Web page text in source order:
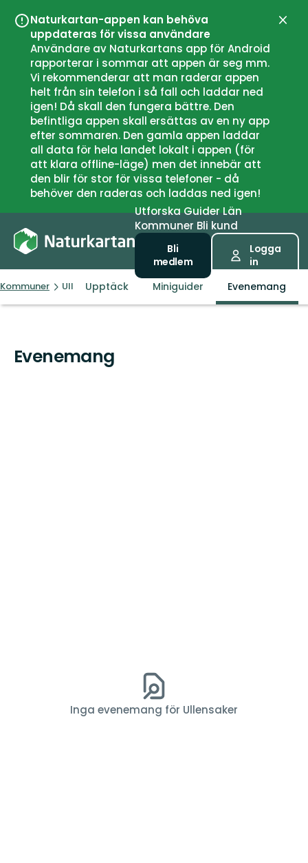
Naturkartan-appen kan behöva
uppdateras för vissa användare
Användare av Naturkartans app för Android
rapporterar i sommar att appen är seg mm.
Vi rekommenderar att man raderar appen
helt från sin telefon i så fall och laddar ned
igen! Då skall den fungera bättre. Den
befintliga appen skall ersättas av en ny app
efter sommaren. Den gamla appen laddar
all data för hela landet lokalt i appen (för
att klara offline-läge) men det innebär att
den blir för stor för vissa telefoner - då
behöver den raderas och laddas ned igen!
UtforskaGuiderLän
Kommuner Bli kund
Bli
medlem
Logga
in
Kommuner Ullensaker
Upptäck Miniguider Evenemang
Evenemang
Inga evenemang för Ullensaker